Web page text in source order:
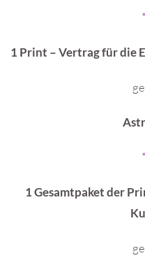
1 Print – Vertrag für die
1 Gesamtpaket der